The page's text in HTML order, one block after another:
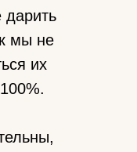
мы не
их